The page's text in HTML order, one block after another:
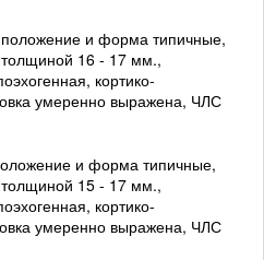
и форма типичные,
16 - 17 мм.,
кортико-
умеренно выражена, ЧЛС
и форма типичные,
15 - 17 мм.,
кортико-
умеренно выражена, ЧЛС